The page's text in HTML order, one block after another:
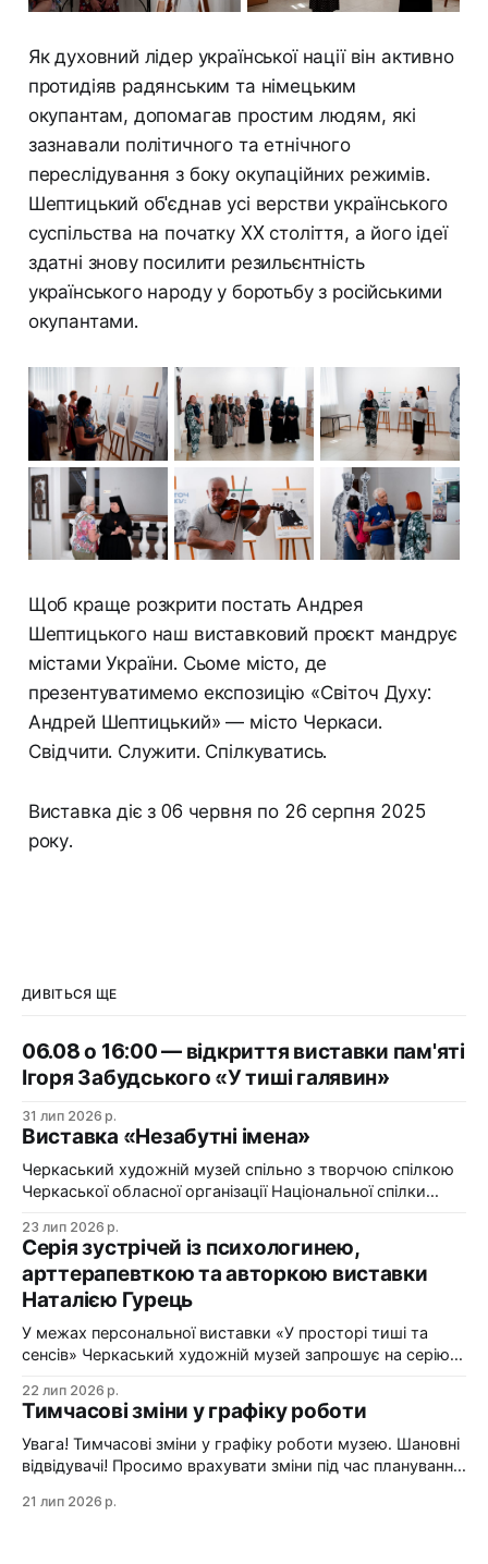
Як духовний лідер української нації він активно
протидіяв радянським та німецьким
окупантам, допомагав простим людям, які
зазнавали політичного та етнічного
переслідування з боку окупаційних режимів.
Шептицький об'єднав усі верстви українського
суспільства на початку XX століття, а його ідеї
здатні знову посилити резильєнтність
українського народу у боротьбу з російськими
окупантами.
Щоб краще розкрити постать Андрея
Шептицького наш виставковий проєкт мандрує
містами України. Сьоме місто, де
презентуватимемо експозицію «Світоч Духу:
Андрей Шептицький» — місто Черкаси.
Свідчити. Служити. Спілкуватись.
Виставка діє з 06 червня по 26 серпня 2025
року.
ДИВІТЬСЯ ЩЕ
06.08 о 16:00 — відкриття виставки пам'яті
Ігоря Забудського «У тиші галявин»
31 лип 2026 р.
Виставка «Незабутні імена»
Черкаський художній музей спільно з творчою спілкою
Черкаської обласної організації Національної спілки
імена». Виставка «Незабутні імена» — це мистецька
подорож у творчий спадок художників Черкащини, чий
життєвий шлях вже завершилися, але їх талант і
сьогодні продовжує промовляти до глядача мовою
образів, кольору та форми. До огляду
23 лип 2026 р.
Серія зустрічей із психологинею,
арттерапевткою та авторкою виставки
Наталією Гурець
У межах персональної виставки «У просторі тиші та
сенсів» Черкаський художній музей запрошує на серію
авторкою виставки Наталією Гурець. Протягом
виставки відбудеться цикл подій, у яких мистецтво стає
простором для діалогу, творчого досвіду та
самопізнання. Арттерапевтичні зустрічі з Наталією
22 лип 2026 р.
Тимчасові зміни у графіку роботи
Увага! Тимчасові зміни у графіку роботи музею. Шановні
відвідувачі! Просимо врахувати зміни під час планування
(п'ятниця) — санітарний день. Музей зачинено. 25–26
21 лип 2026 р.